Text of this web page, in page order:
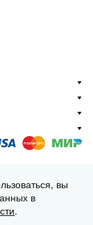
и
вы
в
.